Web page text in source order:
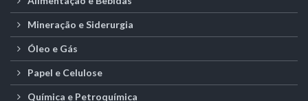
Mineração e Siderurgia
Óleo e Gás
Papel e Celulose
Química e Petroquímica